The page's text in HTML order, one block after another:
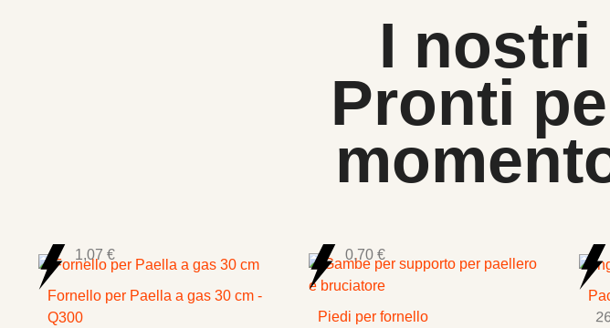
I nostri
Pronti
1,07 €
Fornello per Paella a gas 30 cm -
Q300
0,70 €
Piedi per fornello